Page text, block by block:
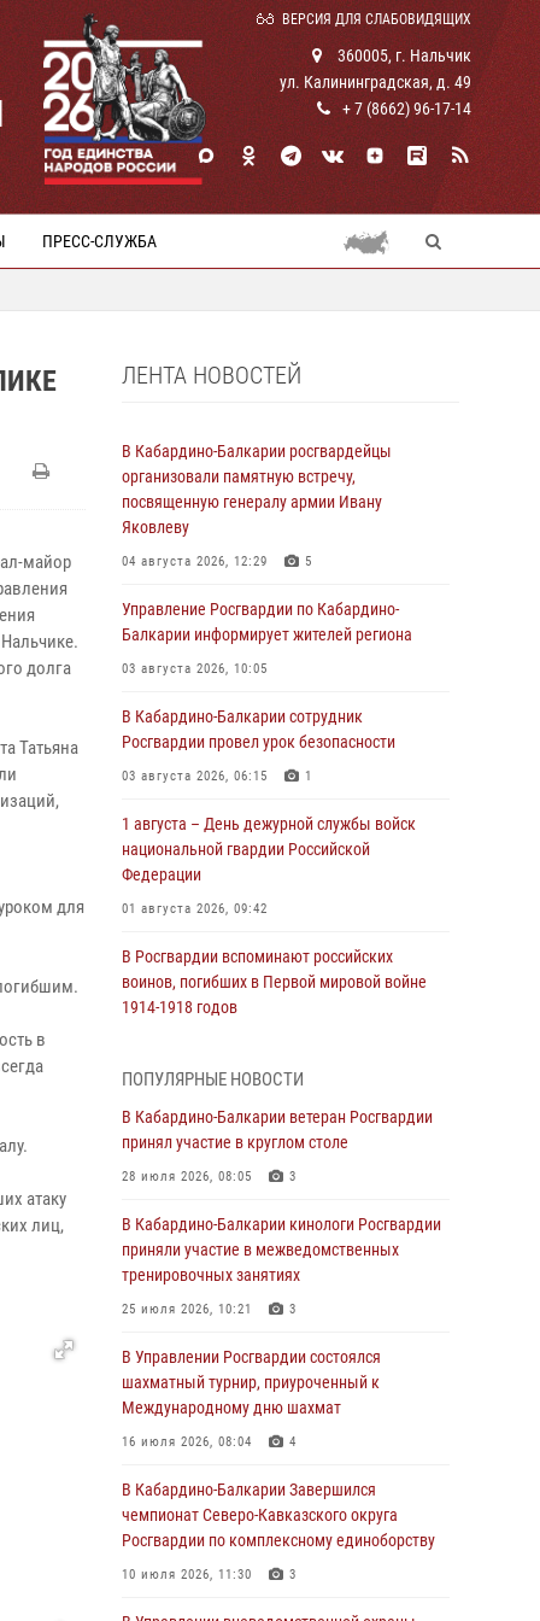
ВЕРСИЯ ДЛЯ СЛАБОВИДЯЩИХ
360005, г. Нальчик
ул. Калининградская, д. 49
+ 7 (8662) 96-17-14
ПРЕСС-СЛУЖБА
майор
долга
Татьяна
для
в
атаку
лиц,
ЛЕНТА НОВОСТЕЙ
В Кабардино-Балкарии росгвардейцы
организовали памятную встречу,
посвященную генералу армии Ивану
Яковлеву
04 августа 2026, 12:29 5
Управление Росгвардии по Кабардино-
Балкарии информирует жителей региона
03 августа 2026, 10:05
В Кабардино‑Балкарии сотрудник
Росгвардии провел урок безопасности
03 августа 2026, 06:15 1
1 августа – День дежурной службы войск
национальной гвардии Российской
Федерации
01 августа 2026, 09:42
В Росгвардии вспоминают российских
воинов, погибших в Первой мировой войне
1914-1918 годов
Директор Росгвардии Герой России генерал
армии Виктор Золотов поздравил
специалистов подразделений тыла с
профессиональным праздником
Росгвардия обеспечивает безопасность
граждан на южном направлении
31 июля 2026, 09:22
Состоялась рабочая встреча директора
Росгвардии Героя России генерала армии
Виктора Золотова с заместителем
полномочного представителя Президента
федеральном округе Виталием Кузнецовым
31 июля 2026, 06:45 1
Управление Росгвардии по Кабардино-
ПОПУЛЯРНЫЕ НОВОСТИ
В Кабардино-Балкарии ветеран Росгвардии
принял участие в круглом столе
28 июля 2026, 08:05 3
В Кабардино-Балкарии кинологи Росгвардии
приняли участие в межведомственных
тренировочных занятиях
25 июля 2026, 10:21 3
В Управлении Росгвардии состоялся
шахматный турнир, приуроченный к
Международному дню шахмат
16 июля 2026, 08:04 4
В Кабардино-Балкарии Завершился
чемпионат Северо-Кавказского округа
Росгвардии по комплексному единоборству
10 июля 2026, 11:30 3